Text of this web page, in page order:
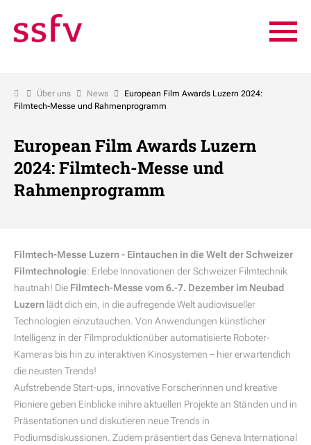
Über uns News
European Film Awards Luzern 2024:
Filmtech-Messe und Rahmenprogramm
European Film Awards Luzern
2024: Filmtech-Messe und
Rahmenprogramm
Filmtech-Messe Luzern - Eintauchen in die Welt der Schweizer
Filmtechnologie: Erlebe Innovationen der Schweizer Filmtechnik
hautnah! Die Filmtech-Messe vom 6.-7. Dezember im Neubad
Luzern lädt dich ein, in die aufregende Welt audiovisueller
Technologien einzutauchen. Von Anwendungen künstlicher
Intelligenz in der Filmproduktionüber automatisierte Roboter-
Kameras bis hin zu interaktiven Kinosystemen – hier erwartendich
die neusten Trends!
Aufstrebende Start-ups, innovative Forscherinnen und kreative
Pioniere geben Einblicke inihre aktuellen Projekte an Ständen und in
Präsentationen und diskutieren neue Trends in
Podiumsdiskussionen. Zudem präsentiert das Geneva International